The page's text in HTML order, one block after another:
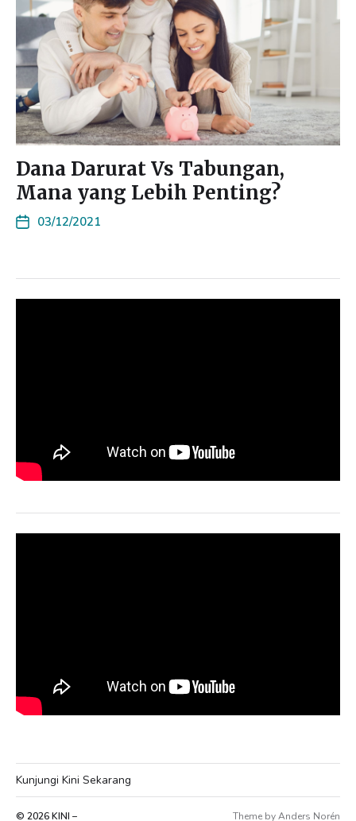
Dana Darurat Vs Tabungan,
Mana yang Lebih Penting?
03/12/2021
Kunjungi Kini Sekarang
© 2026KINI – Theme byAnders Norén